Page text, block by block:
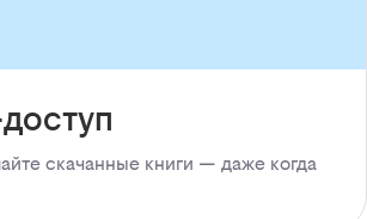
скачанные книги — даже когда